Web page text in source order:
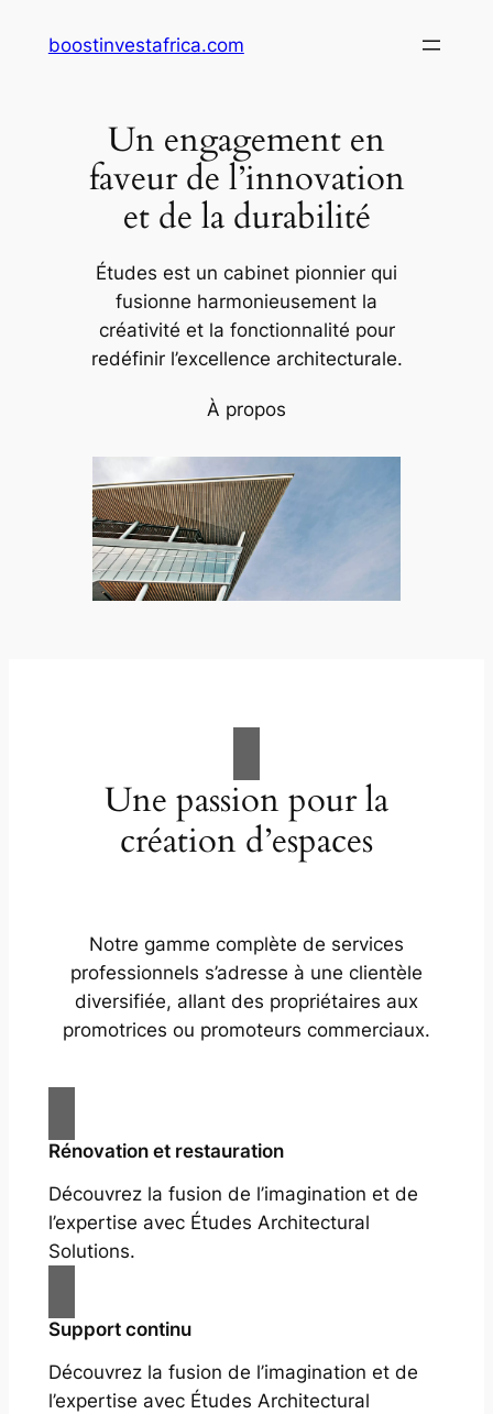
boostinvestafrica.com
Un engagement en
faveur de l’innovation
et de la durabilité
Études est un cabinet pionnier qui
fusionne harmonieusement la
créativité et la fonctionnalité pour
redéfinir l’excellence architecturale.
À propos
Une passion pour la
création d’espaces
Notre gamme complète de services
professionnels s’adresse à une clientèle
diversifiée, allant des propriétaires aux
promotrices ou promoteurs commerciaux.
Rénovation et restauration
Découvrez la fusion de l’imagination et de
l’expertise avec Études Architectural
Solutions.
Support continu
Découvrez la fusion de l’imagination et de
l’expertise avec Études Architectural